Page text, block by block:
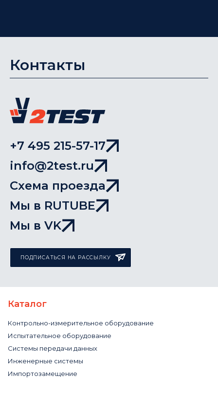
Контакты
+7 495 215-57-17
info@2test.ru
Схема проезда
Мы в RUTUBE
Мы в VK
ПОДПИСАТЬСЯ НА РАССЫЛКУ
Каталог
Контрольно-измерительное оборудование
Испытательное оборудование
Системы передачи данных
Инженерные системы
Импортозамещение